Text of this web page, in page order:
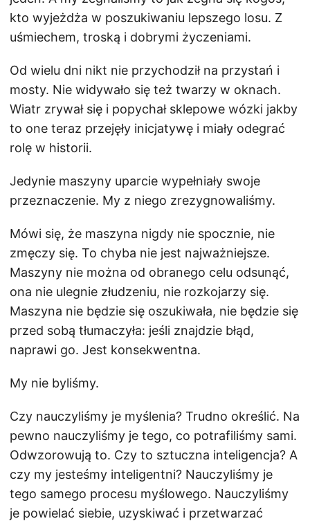
kto wyjeżdża w poszukiwaniu lepszego losu. Z
uśmiechem, troską i dobrymi życzeniami.
Od wielu dni nikt nie przychodził na przystań i
mosty. Nie widywało się też twarzy w oknach.
Wiatr zrywał się i popychał sklepowe wózki jakby
to one teraz przejęły inicjatywę i miały odegrać
rolę w historii.
Jedynie maszyny uparcie wypełniały swoje
przeznaczenie. My z niego zrezygnowaliśmy.
Mówi się, że maszyna nigdy nie spocznie, nie
zmęczy się. To chyba nie jest najważniejsze.
Maszyny nie można od obranego celu odsunąć,
ona nie ulegnie złudzeniu, nie rozkojarzy się.
Maszyna nie będzie się oszukiwała, nie będzie się
przed sobą tłumaczyła: jeśli znajdzie błąd,
naprawi go. Jest konsekwentna.
My nie byliśmy.
Czy nauczyliśmy je myślenia? Trudno określić. Na
pewno nauczyliśmy je tego, co potrafiliśmy sami.
Odwzorowują to. Czy to sztuczna inteligencja? A
czy my jesteśmy inteligentni? Nauczyliśmy je
tego samego procesu myślowego. Nauczyliśmy
je powielać siebie, uzyskiwać i przetwarzać